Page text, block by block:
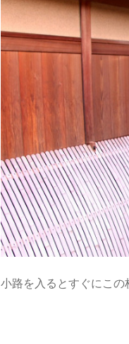
小路を入るとすぐにこの